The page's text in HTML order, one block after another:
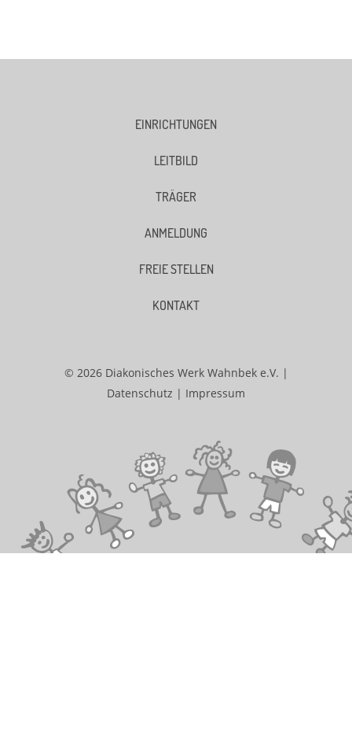
EINRICHTUNGEN
LEITBILD
TRÄGER
ANMELDUNG
FREIE STELLEN
KONTAKT
© 2026 Diakonisches Werk Wahnbek e.V. |
Datenschutz | Impressum